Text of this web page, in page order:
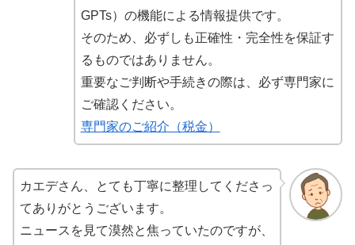
GPTs）の機能による情報提供です。
そのため、必ずしも正確性・完全性を保証す
るものではありません。
重要なご判断や手続きの際は、必ず専門家に
ご確認ください。
専門家のご紹介（税金）
カエデさん、とても丁寧に整理してくださっ
てありがとうございます。
ニュースを見て漠然と焦っていたのですが、